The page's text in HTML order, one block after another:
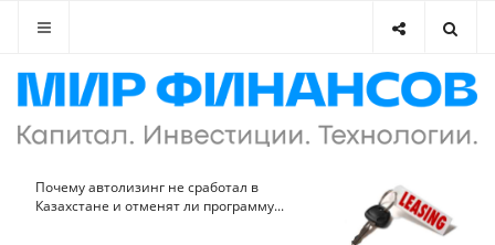
Почему автолизинг не сработал в
Казахстане и отменят ли программу...